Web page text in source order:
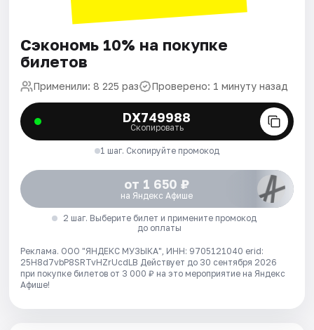
Сэкономь 10% на покупке
билетов
Применили: 8 225 раз Проверено: 1 минуту назад
DX749988
Скопировать
1 шаг. Скопируйте промокод
от 1 650 ₽
на Яндекс Афише
2 шаг. Выберите билет и примените промокод
до оплаты
Реклама. ООО "ЯНДЕКС МУЗЫКА", ИНН: 9705121040 erid:
25H8d7vbP8SRTvHZrUcdLB Действует до 30 сентября 2026
при покупке билетов от 3 000 ₽ на это мероприятие на Яндекс
Афише!